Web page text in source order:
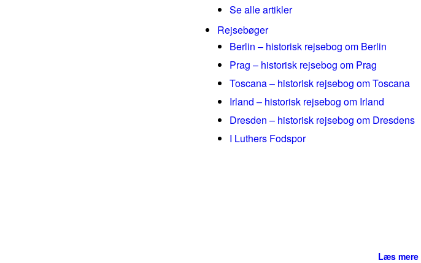
Se alle artikler
Rejsebøger
Berlin – historisk rejsebog om Berlin
Prag – historisk rejsebog om Prag
Toscana – historisk rejsebog om Toscana
Irland – historisk rejsebog om Irland
Dresden – historisk rejsebog om Dresdens
I Luthers Fodspor
Læs mere